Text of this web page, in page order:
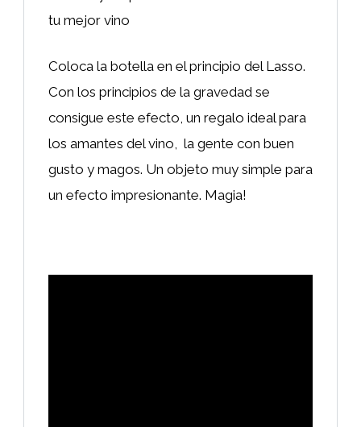
tu mejor vino
Coloca la botella en el principio del Lasso.
Con los principios de la gravedad se
consigue este efecto, un regalo ideal para
los amantes del vino, la gente con buen
gusto y magos. Un objeto muy simple para
un efecto impresionante. Magia!